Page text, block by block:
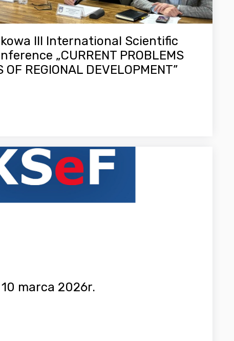
III International Scientific
„CURRENT PROBLEMS
OF REGIONAL DEVELOPMENT”
10 marca 2026r.